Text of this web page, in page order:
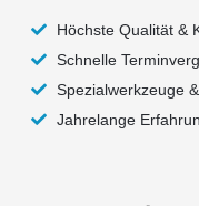
Höchste Qualität &
Schnelle
Spezialwerkzeuge
Jahrelange